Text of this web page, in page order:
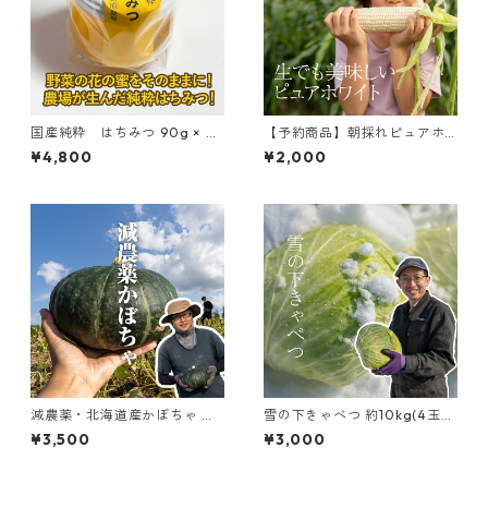
国産純粋 はちみつ 90g × 4
個セット
¥4,800
【予約商品】朝採れピュアホ
ワイト 10本入り
¥2,000
減農薬・北海道産かぼちゃ 約1
0kg(4〜6玉)
¥3,500
雪の下きゃべつ 約10kg(4玉～
6玉)
¥3,000